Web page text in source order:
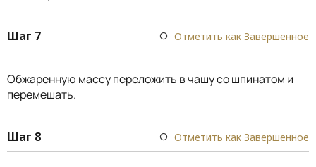
Шаг 7 Отметить как Завершенное
Обжаренную массу переложить в чашу со шпинатом и
перемешать.
Шаг 8 Отметить как Завершенное